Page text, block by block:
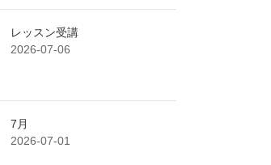
レッスン受講
2026-07-06
7月
2026-07-01